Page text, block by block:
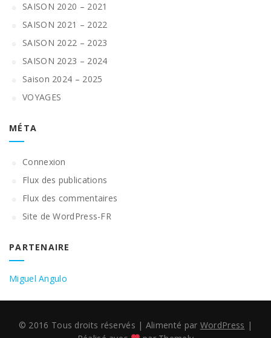
SAISON 2020 – 2021
SAISON 2021 – 2022
SAISON 2022 – 2023
SAISON 2023 – 2024
Saison 2024 – 2025
VOYAGES
MÉTA
Connexion
Flux des publications
Flux des commentaires
Site de WordPress-FR
PARTENAIRE
Miguel Angulo
© 2016 Tous droits réservés | Alimenté par WordPress |